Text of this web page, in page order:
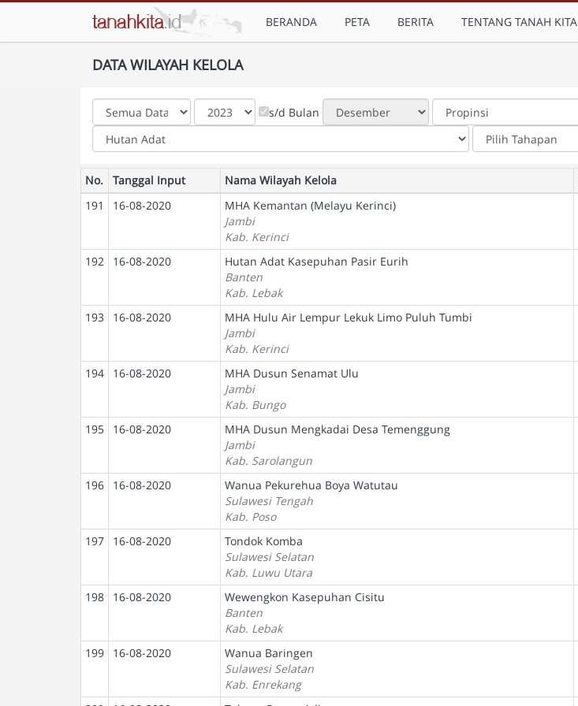
BERANDA PETA BERITA TENTANG TANAH KITA
DATA WILAYAH KELOLA
s/d Bulan
No. Tanggal Input Nama Wilayah Kelola
191
16-08-2020
MHA Kemantan (Melayu Kerinci)
Jambi
Kab. Kerinci
192 16-08-2020
Hutan Adat Kasepuhan Pasir Eurih
Banten
Kab. Lebak
193 16-08-2020
MHA Hulu Air Lempur Lekuk Limo Puluh Tumbi
Jambi
Kab. Kerinci
194 16-08-2020
MHA Dusun Senamat Ulu
Jambi
Kab. Bungo
195 16-08-2020
MHA Dusun Mengkadai Desa Temenggung
Jambi
Kab. Sarolangun
196 16-08-2020
Wanua Pekurehua Boya Watutau
Sulawesi Tengah
Kab. Poso
197 16-08-2020
Tondok Komba
Sulawesi Selatan
Kab. Luwu Utara
198 16-08-2020
Wewengkon Kasepuhan Cisitu
Banten
Kab. Lebak
199 16-08-2020
Wanua Baringen
Sulawesi Selatan
Kab. Enrekang